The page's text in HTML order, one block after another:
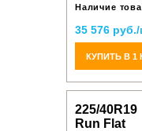
Наличие
35 576
КУПИТЬ В 1
225/40R19
Run Flat